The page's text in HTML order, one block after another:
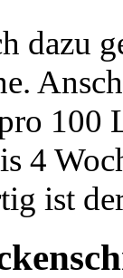
dazu
100
4
ist